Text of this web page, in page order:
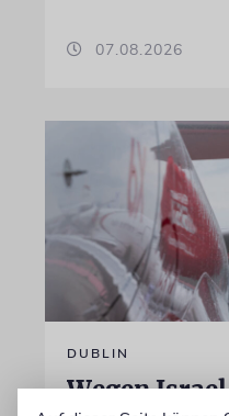
07.08.2026
DUBLIN
Wegen